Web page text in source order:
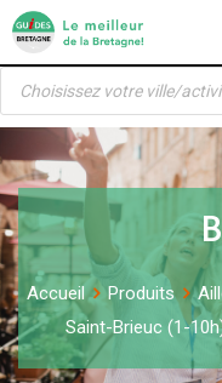
Skip
content
Recherche
produits
Accueil Produits
Saint-Brieuc (1-